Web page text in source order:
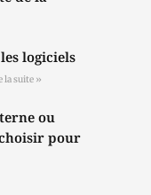
logiciels
la suite »
ou
pour